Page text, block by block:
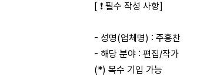
[ ❗ 필수 작성 사항]
- 성명(업체명) : 주홍찬
- 해당 분야 : 편집/작가
(*) 복수 기입 가능